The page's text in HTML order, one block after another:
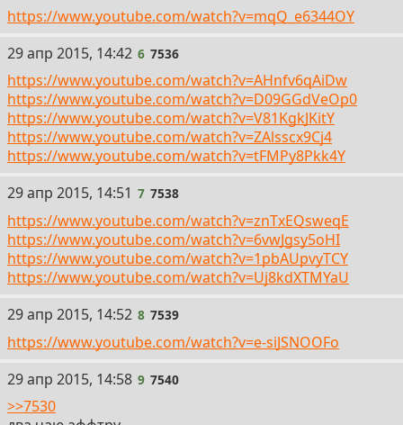
https://www.youtube.com/watch?v=mqQ_e6344OY
6
29 апр 2015, 14:42 6 7536
https://www.youtube.com/watch?v=AHnfv6qAiDw
https://www.youtube.com/watch?v=D09GGdVeOp0
https://www.youtube.com/watch?v=V81KgkJKitY
https://www.youtube.com/watch?v=ZAlsscx9Cj4
https://www.youtube.com/watch?v=tFMPy8Pkk4Y
7
29 апр 2015, 14:51 7 7538
https://www.youtube.com/watch?v=znTxEQsweqE
https://www.youtube.com/watch?v=6vwJgsy5oHI
https://www.youtube.com/watch?v=1pbAUpvyTCY
https://www.youtube.com/watch?v=Uj8kdXTMYaU
8
29 апр 2015, 14:52 8 7539
https://www.youtube.com/watch?v=e-siJSNOOFo
9
29 апр 2015, 14:58 9 7540
>>7530